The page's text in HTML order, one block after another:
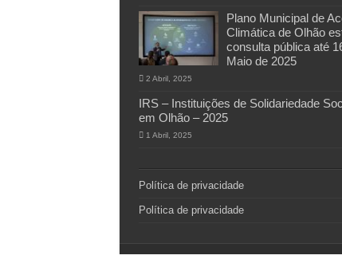
Plano Municipal de
Climática de Olhão
consulta pública até
Maio de 2025
2 Abril, 2025
IRS – Instituições de Solidariedade
em Olhão – 2025
1 Abril, 2025
Política de privacidade
Política de privacidade